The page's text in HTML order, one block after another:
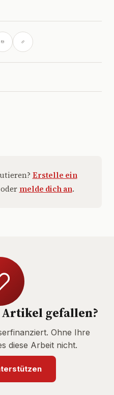
Erstelle ein
oder melde dich an.
gefallen?
Ohne Ihre
diese Arbeit nicht.